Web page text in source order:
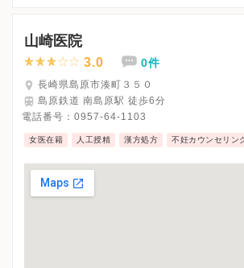
※詳細はクリニックHPを確認、または直接お
山崎医院
3.0 0件
長崎県島原市湊町３５０
島原鉄道 南島原駅 徒歩6分
電話番号： 0957-64-1103
女医在籍 人工授精 漢方処方 不妊カウンセリン